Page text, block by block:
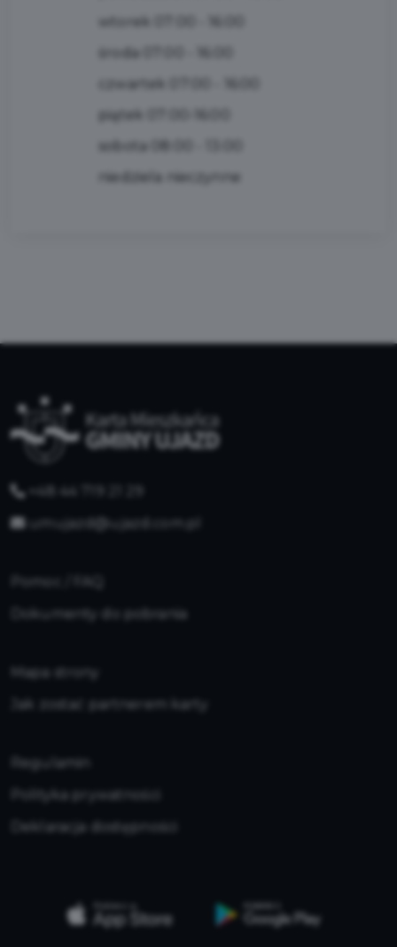
wtorek 07:00 - 16:00
środa 07:00 - 16:00
czwartek 07:00 - 16:00
piątek 07:00-16:00
sobota 08:00 - 13:00
niedziela nieczynne
+48 44 719 21 29
umujazd@ujazd.com.pl
Dokumenty do pobrania
Mapa strony
Jak zostać partnerem karty
Regulamin
Polityka prywatności
Deklaracja dostępności